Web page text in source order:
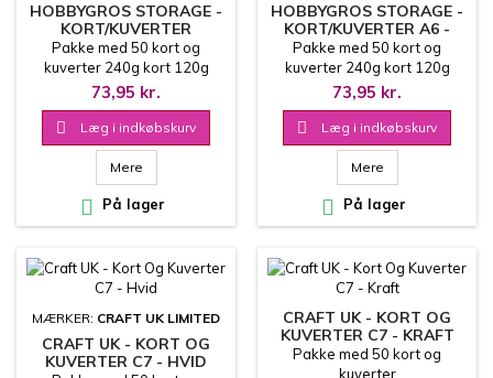
HOBBYGROS STORAGE -
KORT/KUVERTER
13.5X13.5 CM - SNOW
WHITE
Pakke med 50 kort og
kuverter 240g kort 120g
kuvert
73,95 kr.
 Læg i indkøbskurv
Mere
 På lager
HOBBYGROS STORAGE -
KORT/KUVERTER A6 -
SNOW WHITE
Pakke med 50 kort og
kuverter 240g kort 120g
kuvert
73,95 kr.
 Læg i indkøbskurv
Mere
 På lager
MÆRKER: CRAFT UK LIMITED
CRAFT UK - KORT OG
KUVERTER C7 - HVID
CRAFT UK - KORT OG
KUVERTER C7 - KRAFT
Pakke med 50 kort og
kuverter